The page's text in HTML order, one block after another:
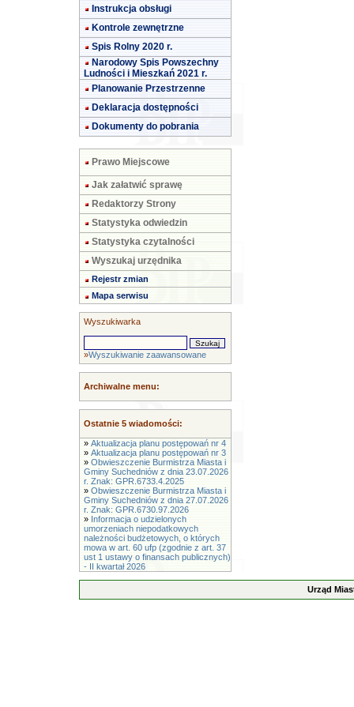
Instrukcja obsługi
Kontrole zewnętrzne
Spis Rolny 2020 r.
Narodowy Spis Powszechny
Ludności i Mieszkań 2021 r.
Planowanie Przestrzenne
Deklaracja dostępności
Dokumenty do pobrania
Prawo Miejscowe
Jak załatwić sprawę
Redaktorzy Strony
Statystyka odwiedzin
Statystyka czytalności
Wyszukaj urzędnika
Rejestr zmian
Mapa serwisu
Wyszukiwarka
»Wyszukiwanie zaawansowane
Archiwalne menu:
Ostatnie 5 wiadomości:
» Aktualizacja planu postępowań nr 4
» Aktualizacja planu postępowań nr 3
» Obwieszczenie Burmistrza Miasta i
Gminy Suchedniów z dnia 23.07.2026
r. Znak: GPR.6733.4.2025
» Obwieszczenie Burmistrza Miasta i
Gminy Suchedniów z dnia 27.07.2026
r. Znak: GPR.6730.97.2026
» Informacja o udzielonych
umorzeniach niepodatkowych
należności budżetowych, o których
mowa w art. 60 ufp (zgodnie z art. 37
ust 1 ustawy o finansach publicznych)
- II kwartał 2026
Urząd